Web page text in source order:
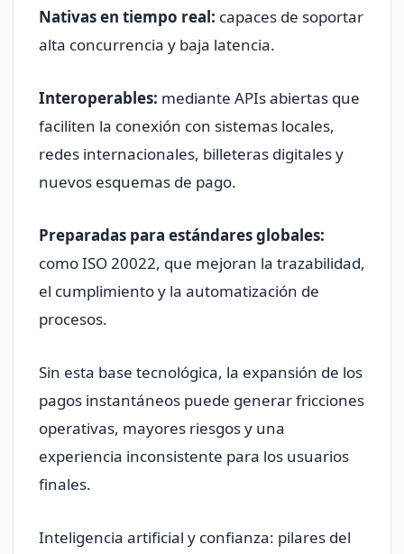
Nativas en tiempo real: capaces de soportar
alta concurrencia y baja latencia.
Interoperables: mediante APIs abiertas que
faciliten la conexión con sistemas locales,
redes internacionales, billeteras digitales y
nuevos esquemas de pago.
Preparadas para estándares globales:
como ISO 20022, que mejoran la trazabilidad,
el cumplimiento y la automatización de
procesos.
Sin esta base tecnológica, la expansión de los
pagos instantáneos puede generar fricciones
operativas, mayores riesgos y una
experiencia inconsistente para los usuarios
finales.
Inteligencia artificial y confianza: pilares del